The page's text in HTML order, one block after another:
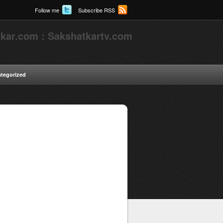
Follow me Subscribe RSS
: Sakshatkartv.com